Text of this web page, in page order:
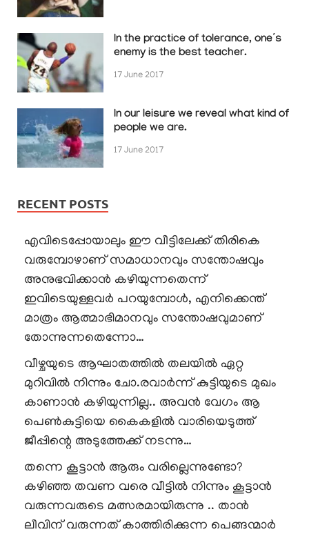
In the practice of tolerance, one’s
enemy is the best teacher.
17 June 2017
In our leisure we reveal what kind of
people we are.
17 June 2017
RECENT POSTS
എവിടെപ്പോയാലും ഈ വീട്ടിലേക്ക് തിരികെ
വരുമ്പോഴാണ് സമാധാനവും സന്തോഷവും
അനുഭവിക്കാൻ കഴിയുന്നതെന്ന്
ഇവിടെയുള്ളവർ പറയുമ്പോൾ, എനിക്കെന്ത്
മാത്രം ആത്മാഭിമാനവും സന്തോഷവുമാണ്
തോന്നുന്നതെന്നോ…
വീഴ്ചയുടെ ആഘാതത്തിൽ തലയിൽ ഏറ്റ
മുറിവിൽ നിന്നും ചോ.രവാർന്ന് കുട്ടിയുടെ മുഖം
കാണാൻ കഴിയുന്നില്ല.. അവൻ വേഗം ആ
പെൺകുട്ടിയെ കൈകളിൽ വാരിയെടുത്ത്
ജീപ്പിന്റെ അടുത്തേക്ക് നടന്നു…
തന്നെ കൂട്ടാൻ ആരും വരില്ലെന്നുണ്ടോ?
കഴിഞ്ഞ തവണ വരെ വീട്ടിൽ നിന്നും കൂട്ടാൻ
വരുന്നവരുടെ മത്സരമായിരുന്നു .. താൻ
ലീവിന് വരുന്നത് കാത്തിരിക്കുന്ന പെങ്ങന്മാർ